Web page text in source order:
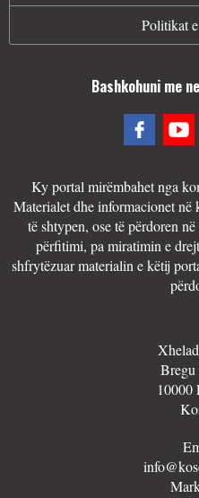
Politikat
Bashkohuni me
Ky portal mirëmbahet nga
Materialet dhe informacionet
të shtypen, ose të përdoren
përfitimi, pa miratimin e
shfrytëzuar materialin e këtij
10000